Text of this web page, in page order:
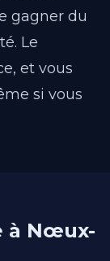
gagner du
Le
et vous
si vous
à Nœux-